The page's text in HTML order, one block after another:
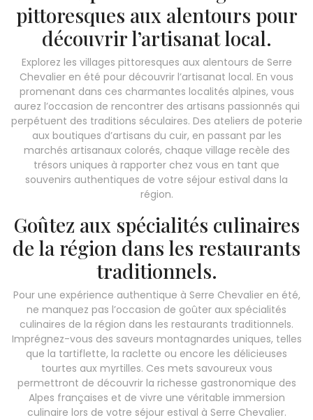
pittoresques aux alentours pour
découvrir l’artisanat local.
Explorez les villages pittoresques aux alentours de Serre
Chevalier en été pour découvrir l’artisanat local. En vous
promenant dans ces charmantes localités alpines, vous
aurez l’occasion de rencontrer des artisans passionnés qui
perpétuent des traditions séculaires. Des ateliers de poterie
aux boutiques d’artisans du cuir, en passant par les
marchés artisanaux colorés, chaque village recèle des
trésors uniques à rapporter chez vous en tant que
souvenirs authentiques de votre séjour estival dans la
région.
Goûtez aux spécialités culinaires
de la région dans les restaurants
traditionnels.
Pour une expérience authentique à Serre Chevalier en été,
ne manquez pas l’occasion de goûter aux spécialités
culinaires de la région dans les restaurants traditionnels.
Imprégnez-vous des saveurs montagnardes uniques, telles
que la tartiflette, la raclette ou encore les délicieuses
tourtes aux myrtilles. Ces mets savoureux vous
permettront de découvrir la richesse gastronomique des
Alpes françaises et de vivre une véritable immersion
culinaire lors de votre séjour estival à Serre Chevalier.